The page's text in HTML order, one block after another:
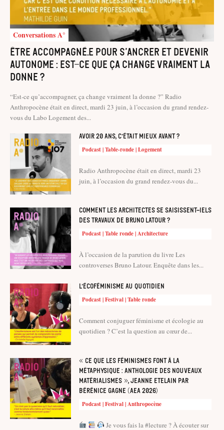
Conversations A°
Être accompagné.e pour s’ancrer et devenir
autonome : est-ce que ça change vraiment la
donne ?
“Est-ce qu’accompagner, ça change vraiment la donne ?” Radio
Anthropocène était en direct, mardi 23 juin, à l’occasion du grand rendez-
vous du Labo Logement des...
Avoir 20 ans, c’était mieux avant ?
Podcast | Table-ronde | Logement
Radio Anthropocène était en direct, mardi 23
juin, à l’occasion du grand rendez-vous du...
Comment les architectes se saisissent-iels
des travaux de Bruno Latour ?
Podcast | Table ronde | Architecture
À l’occasion de la parution du livre Les
controverses Bruno Latour. Enquête dans les...
L’écoféminisme au quotidien
Podcast | Festival | Table ronde
Comment conjuguer féminisme et écologie au
quotidien ? C’est la question au cœur de...
« Ce que les féminismes font à la
métaphysique : anthologie des nouveaux
matérialismes », Jeanne Etelain par
Bérénice Gagne (AEA 2026)
Podcast | Festival | Anthropocène
Je vous fais la #lecture ? À écouter sur